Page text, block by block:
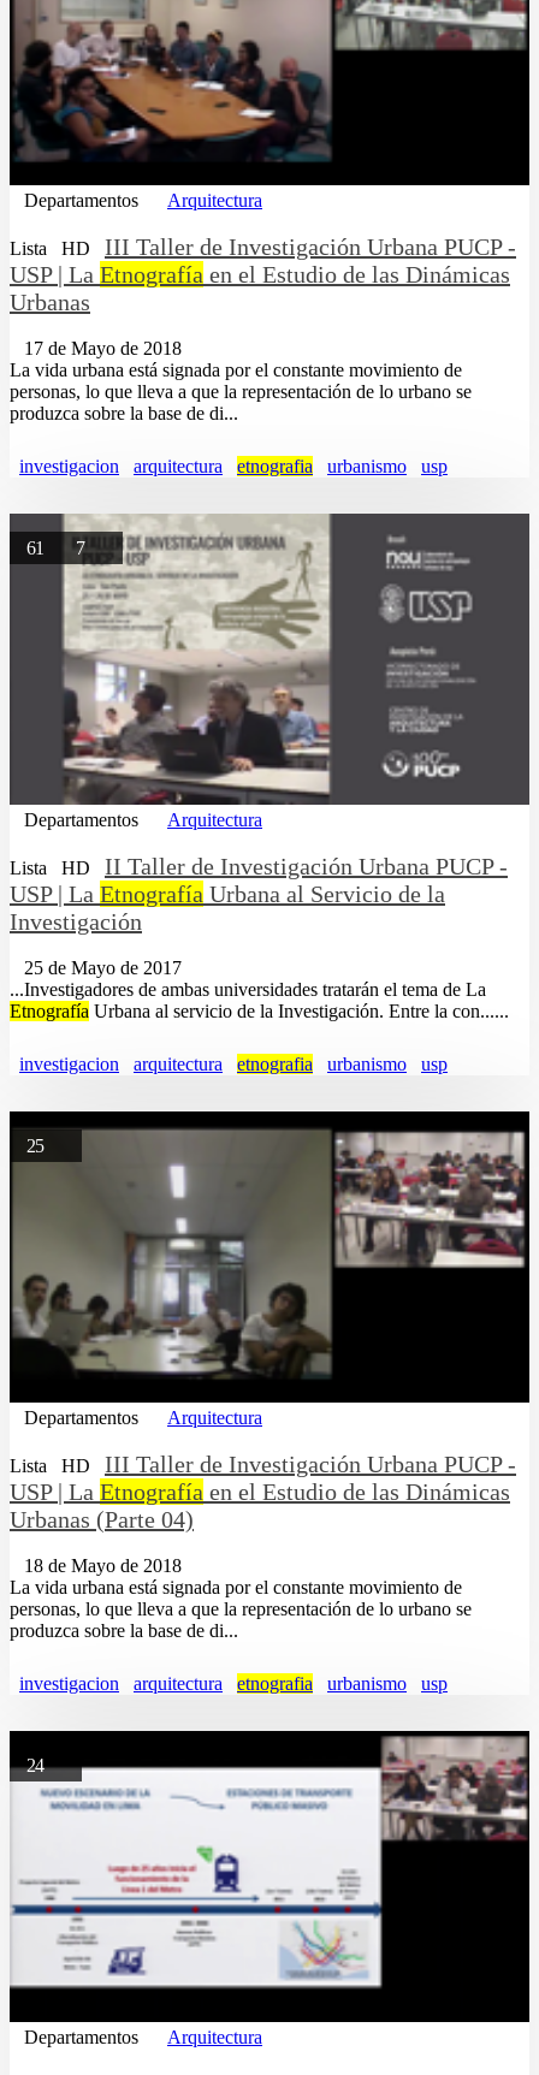
Departamentos Arquitectura
Lista HD
III Taller de Investigación Urbana PUCP -
USP | La Etnografía en el Estudio de las Dinámicas
Urbanas
17 de Mayo de 2018
La vida urbana está signada por el constante movimiento de
personas, lo que lleva a que la representación de lo urbano se
produzca sobre la base de di...
investigacion arquitectura etnografia urbanismo usp
61 7
Departamentos Arquitectura
Lista HD
II Taller de Investigación Urbana PUCP -
USP | La Etnografía Urbana al Servicio de la
Investigación
25 de Mayo de 2017
...Investigadores de ambas universidades tratarán el tema de La
Etnografía Urbana al servicio de la Investigación. Entre la con......
investigacion arquitectura etnografia urbanismo usp
25
Departamentos Arquitectura
Lista HD
III Taller de Investigación Urbana PUCP -
USP | La Etnografía en el Estudio de las Dinámicas
Urbanas (Parte 04)
18 de Mayo de 2018
La vida urbana está signada por el constante movimiento de
personas, lo que lleva a que la representación de lo urbano se
produzca sobre la base de di...
investigacion arquitectura etnografia urbanismo usp
24
Departamentos Arquitectura